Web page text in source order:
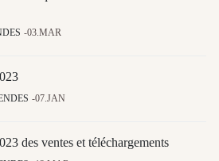
03.MAR
07.JAN
des ventes et téléchargements